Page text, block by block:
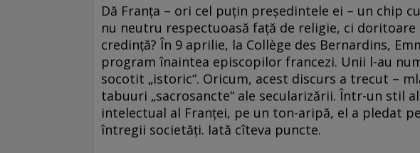
Dă Franţa – ori cel puţin preşedintele ei – un chip
nu neutru respectuoasă faţă de religie, ci
credinţă? În 9 aprilie, la Collège des Bernardins,
program înaintea episcopilor francezi. Unii l-au
socotit „istoric“. Oricum, acest discurs a trecut –
tabuuri „sacrosancte“ ale secularizării. Într-un stil
intelectual al Franţei, pe un ton-aripă, el a pledat
întregii societăţi. Iată cîteva puncte.